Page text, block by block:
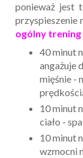
ponieważ jest
przyspieszenie
ogólny
40 minut
angażuje
mięśnie -
10 minut
ciało -
10 minut
wzmocni